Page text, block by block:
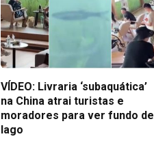
VÍDEO: Livraria ‘subaquática’
na China atrai turistas e
moradores para ver fundo de
lago